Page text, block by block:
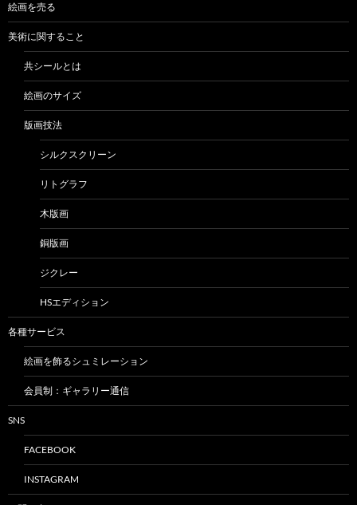
絵画を売る
美術に関すること
共シールとは
絵画のサイズ
版画技法
シルクスクリーン
リトグラフ
木版画
銅版画
ジクレー
HSエディション
各種サービス
絵画を飾るシュミレーション
会員制：ギャラリー通信
SNS
FACEBOOK
INSTAGRAM